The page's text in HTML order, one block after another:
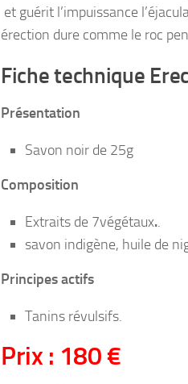
et guérit l’impuissance
érection dure comme le roc
Fiche technique
Présentation
Savon noir de 25g
Composition
Extraits de 7végétaux..
savon indigène, huile de
Principes actifs
Tanins révulsifs.
Prix : 180 €